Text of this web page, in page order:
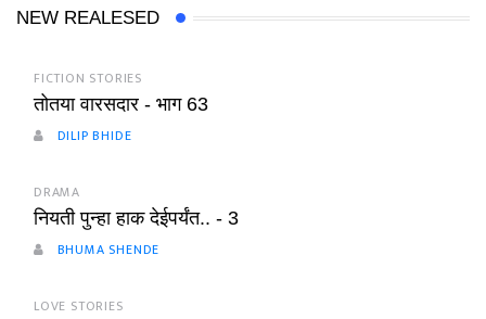
NEW REALESED
FICTION STORIES
तोतया वारसदार - भाग 63
DILIP BHIDE
DRAMA
नियती पुन्हा हाक देईपर्यंत.. - 3
BHUMA SHENDE
LOVE STORIES